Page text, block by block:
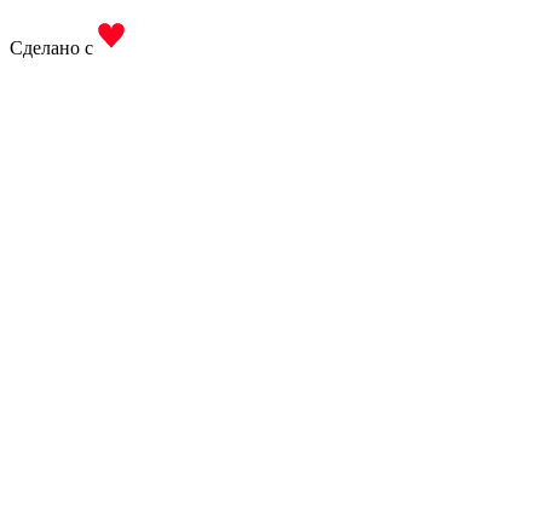
Сделано с